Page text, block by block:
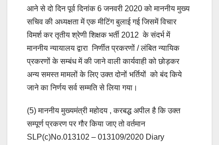
आने से दो दिन पूर्व दिनांक 6 जनवरी 2020 को माननीय मुख्य
सचिव की अध्यक्षता में एक मीटिंग बुलाई गई जिसमें विचार
विमर्श कर तृतीय श्रेणी शिक्षक भर्ती 2012 के संदर्भ में
माननीय न्यायालय द्वारा निर्णीत प्रकरणों / लंबित न्यायिक
प्रकरणों के सम्बंध में की जाने वाली कार्यवाही को छोड़कर
अन्य समस्त मामलों के लिए उक्त दोनों भर्तियों को बंद किये
जाने का निर्णय सर्व सम्मति से लिया गया।
(5) माननीय मुख्यमंत्री महोदय , करबद्ध अपील है कि उक्त
सम्पूर्ण प्रकरण पर गौर किया जाए तो वर्तमान
SLP(c)No.013102 – 013109/2020 Diary